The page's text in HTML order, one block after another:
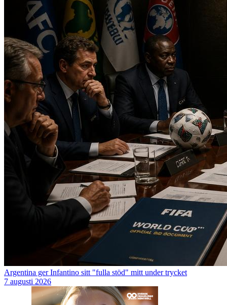
Argentina ger Infantino sitt "fulla stöd" mitt under trycket
7 augusti 2026